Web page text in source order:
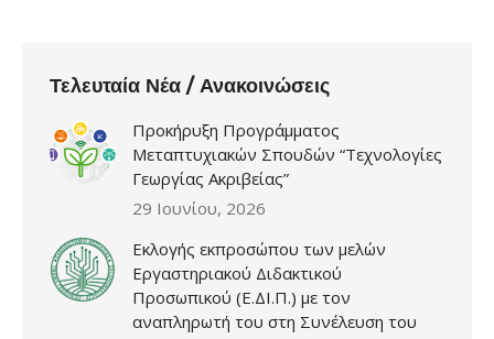
Τελευταία Νέα / Ανακοινώσεις
Προκήρυξη Προγράμματος
Μεταπτυχιακών Σπουδών “Τεχνολογίες
Γεωργίας Ακριβείας”
29 Ιουνίου, 2026
Εκλογής εκπροσώπου των μελών
Εργαστηριακού Διδακτικού
Προσωπικού (Ε.ΔΙ.Π.) με τον
αναπληρωτή του στη Συνέλευση του